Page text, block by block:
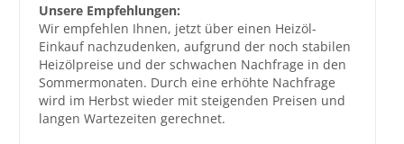
Unsere Empfehlungen:
Wir empfehlen Ihnen, jetzt über einen Heizöl-
Einkauf nachzudenken, aufgrund der noch stabilen
Heizölpreise und der schwachen Nachfrage in den
Sommermonaten. Durch eine erhöhte Nachfrage
wird im Herbst wieder mit steigenden Preisen und
langen Wartezeiten gerechnet.